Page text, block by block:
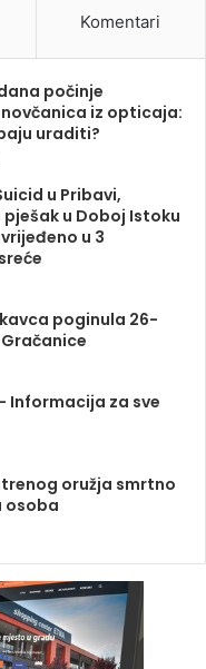
Komentari
počinje
iz opticaja:
uraditi?
u Pribavi,
u Doboj Istoku
u 3
poginula 26-
Informacija za sve
oružja smrtno
osoba